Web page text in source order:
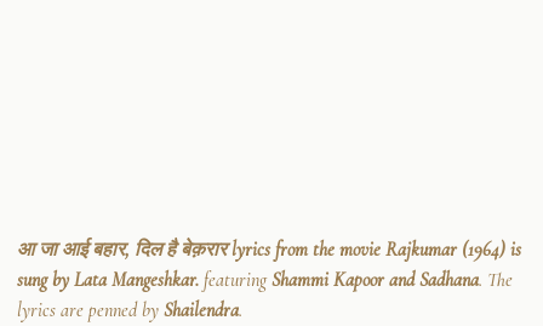
आ जा आई बहार, दिल है बेक़रार lyrics from the movie Rajkumar (1964) is
sung by Lata Mangeshkar. featuringShammi Kapoor and Sadhana. The
lyrics are penned by Shailendra.